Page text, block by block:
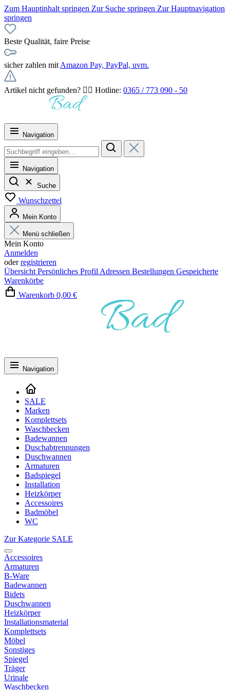
Zum Hauptinhalt springen Zur Suche springen Zur Hauptnavigation
springen
Beste Qualität, faire Preise
sicher zahlen mit Amazon Pay, PayPal, uvm.
Artikel nicht gefunden? 👉🏻 Hotline: 0365 / 773 090 - 50
Navigation
Navigation
Suche
Wunschzettel
Mein Konto
Menü schließen
Mein Konto
Anmelden
oderregistrieren
Übersicht Persönliches Profil Adressen Bestellungen Gespeicherte
Warenkörbe
Warenkorb 0,00 €
Navigation
SALE
Marken
Komplettsets
Waschbecken
Badewannen
Duschabtrennungen
Duschwannen
Armaturen
Badspiegel
Installation
Heizkörper
Accessoires
Badmöbel
WC
Zur Kategorie SALE
Accessoires
Armaturen
B-Ware
Badewannen
Bidets
Duschwannen
Heizkörper
Installationsmaterial
Komplettsets
Möbel
Sonstiges
Spiegel
Träger
Urinale
Waschbecken